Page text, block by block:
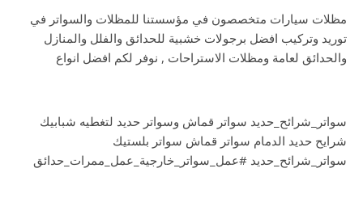
مظلات سيارات متخصصون في مؤسستنا للمظلات والسواتر في
توريد وتركيب افضل برجولات خشبية للحدائق والفلل والمنازل
والحدائق لعامة ومظلات الاستراحات , نوفر لكم افضل انواع
سواتر_شرائح_حديد سواتر قماش وسواتر حديد لتغطيه شبابيك
شرايح حديد الدمام سواتر قماش سواتر بلستيك
سواتر_شرائح_حديد #عمل_سواتر_خارجية_عمل_ممرات_حدائق